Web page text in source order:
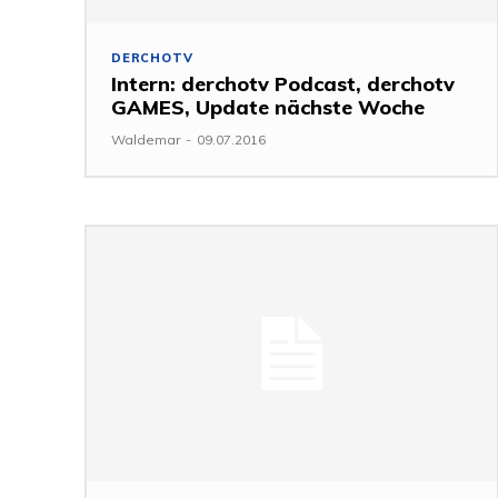
DERCHOTV
Intern: derchotv Podcast, derchotv
GAMES, Update nächste Woche
Waldemar - 09.07.2016